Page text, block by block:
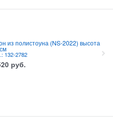
из полистоуна (NS-2022) высота
132-2782
руб.